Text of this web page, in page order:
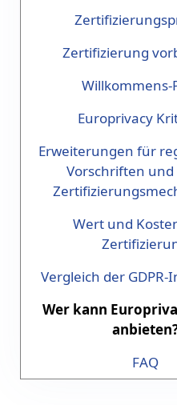
Zertifizierung
Willkommens-
Europrivacy
Erweiterungen für
Vorschriften
Wert und
Vergleich der
Wer kann
FAQ